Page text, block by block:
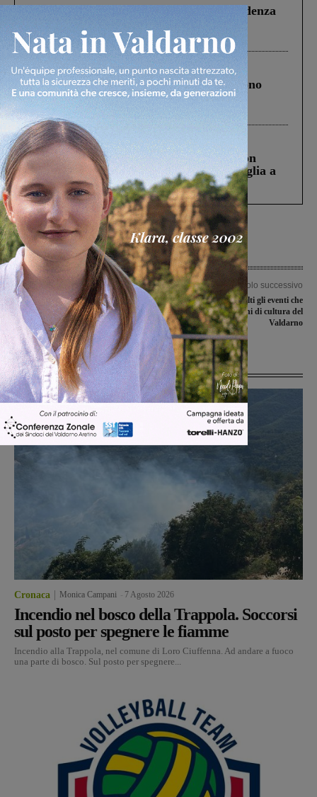
Piscina di Figline finanziata oltre la scadenza
Pnrr, il gruppo di Fratelli d’Italia: “Un
ringraziamento al Governo”
Cronaca 4 Agosto 2026
Un anno fa la strage in A1 in cui morirono
Gianni, Giulia e Franco. Lo schianto, il
processo, lo stop ai sorpassi fra tir....
Cronaca 3 Agosto 2026
Scomparso da una struttura di Castiglion
Fiorentino l’uomo che aveva ucciso la figlia a
Levane nel 2020
Articolo precedente
La MgItaly Pallavolo Valdarno perde
a Cortona e deve dire addio alla
promozione in serie D
Articolo successivo
Weekender: molti gli eventi che
animeranno i luoghi di cultura del
Valdarno
Ultime Notizie
Cronaca Monica Campani 7 Agosto 2026
Incendio nel bosco della Trappola. Soccorsi
sul posto per spegnere le fiamme
Incendio alla Trappola, nel comune di Loro Ciuffenna. Ad andare a fuoco
una parte di bosco. Sul posto per spegnere...